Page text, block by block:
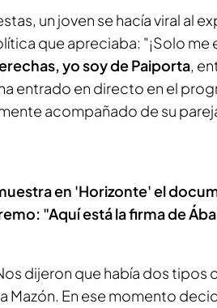
un joven se hacía viral al
que apreciaba: "¡Solo me
yo soy de Paiporta,
entrado en directo en el
acompañado de su
en 'Horizonte' el
"Aquí está la firma de
dijeron que había dos tipos
En ese momento